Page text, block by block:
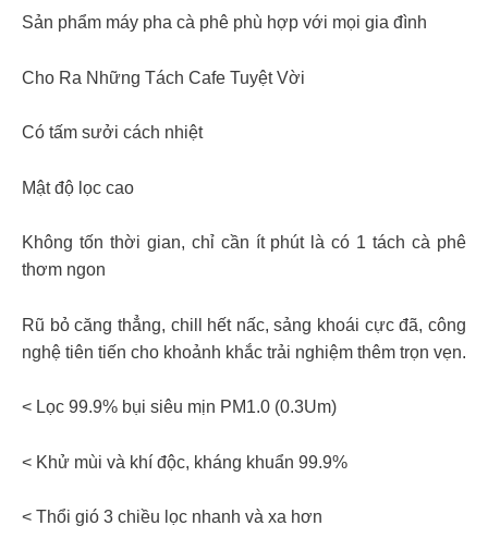
Sản phẩm máy pha cà phê phù hợp với mọi gia đình
Cho Ra Những Tách Cafe Tuyệt Vời
Có tấm sưởi cách nhiệt
Mật độ lọc cao
Không tốn thời gian, chỉ cần ít phút là có 1 tách cà phê
thơm ngon
Rũ bỏ căng thẳng, chill hết nấc, sảng khoái cực đã, công
nghệ tiên tiến cho khoảnh khắc trải nghiệm thêm trọn vẹn.
< Lọc 99.9% bụi siêu mịn PM1.0 (0.3Um)
< Khử mùi và khí độc, kháng khuẩn 99.9%
< Thổi gió 3 chiều lọc nhanh và xa hơn